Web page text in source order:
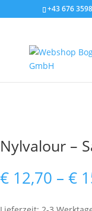
+43 676
Nylvalour –
€ 12,70 – €